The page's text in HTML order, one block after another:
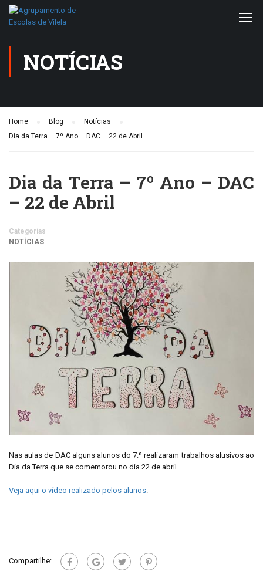
NOTÍCIAS
Home Blog
Notícias
Dia da Terra – 7º Ano – DAC – 22 de Abril
Dia da Terra – 7º Ano – DAC
– 22 de Abril
Categorias
NOTÍCIAS
Nas aulas de DAC alguns alunos do 7.º realizaram trabalhos alusivos ao
Dia da Terra que se comemorou no dia 22 de abril.
Veja aqui o vídeo realizado pelos alunos
Compartilhe: